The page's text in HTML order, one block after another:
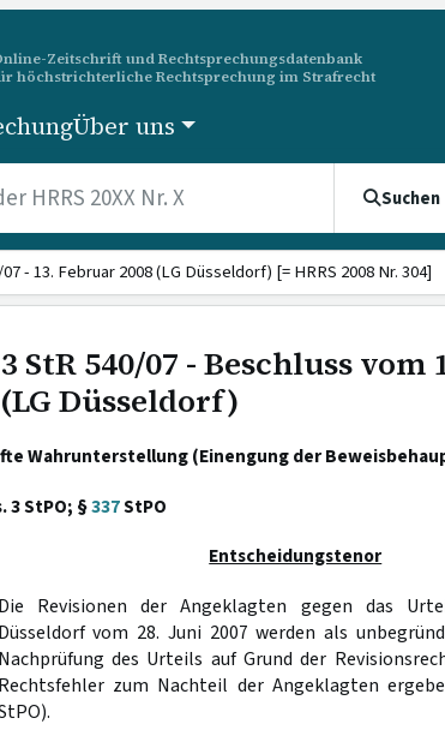
Zeitschrift und Rechtsprechungsdatenbank
höchstrichterliche Rechtsprechung im Strafrecht
Über uns
Suchen
- 13. Februar 2008 (LG Düsseldorf) [= HRRS 2008 Nr. 304]
StR 540/07 - Beschluss vom
Düsseldorf)
Wahrunterstellung (Einengung der
3 StPO; §337StPO
Entscheidungstenor
Die Revisionen der Angeklagten gegen das
Düsseldorf vom 28. Juni 2007 werden als
Nachprüfung des Urteils auf Grund der
Rechtsfehler zum Nachteil der Angeklagten